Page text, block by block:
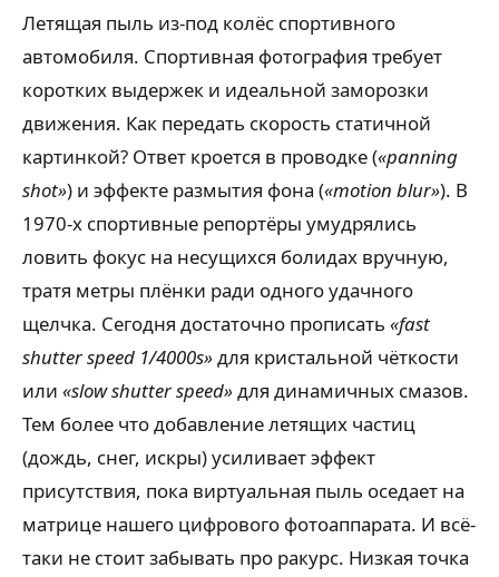
Летящая пыль из-под колёс спортивного
автомобиля. Спортивная фотография требует
коротких выдержек и идеальной заморозки
движения. Как передать скорость статичной
картинкой? Ответ кроется в проводке («panning
shot») и эффекте размытия фона («motion blur»). В
1970-х спортивные репортёры умудрялись
ловить фокус на несущихся болидах вручную,
тратя метры плёнки ради одного удачного
щелчка. Сегодня достаточно прописать «fast
shutter speed 1/4000s»для кристальной чёткости
или «slow shutter speed»для динамичных смазов.
Тем более что добавление летящих частиц
(дождь, снег, искры) усиливает эффект
присутствия, пока виртуальная пыль оседает на
матрице нашего цифрового фотоаппарата. И всё-
таки не стоит забывать про ракурс. Низкая точка